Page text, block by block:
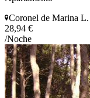
Coronel de Marina
28,94 €
/Noche